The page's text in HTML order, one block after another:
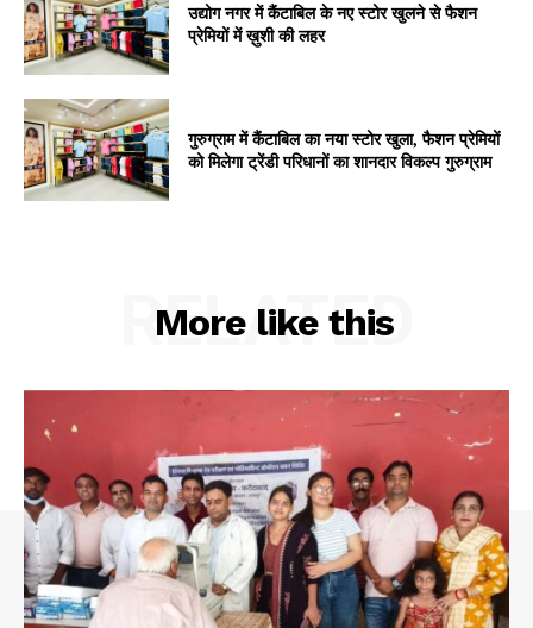
उद्योग नगर में कैंटाबिल के नए स्टोर खुलने से फैशन
प्रेमियों में ख़ुशी की लहर
गुरुग्राम में कैंटाबिल का नया स्टोर खुला, फैशन प्रेमियों
को मिलेगा ट्रेंडी परिधानों का शानदार विकल्प गुरुग्राम
More like this
RELATED